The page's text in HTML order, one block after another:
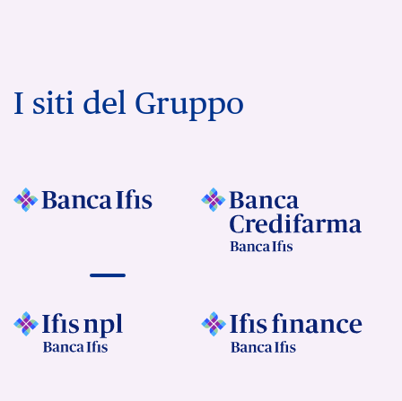
I siti del Gruppo